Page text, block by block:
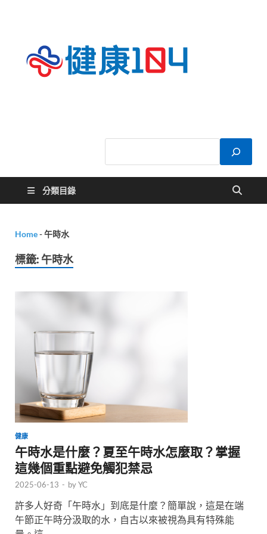
分類目錄
Home-午時水
標籤: 午時水
健康
午時水是什麼？夏至午時水怎麼取？掌握
這幾個重點避免觸犯禁忌
2025-06-13 - byYC
許多人好奇「午時水」到底是什麼？簡單說，這是在端
午節正午時分汲取的水，自古以來被視為具有特殊能